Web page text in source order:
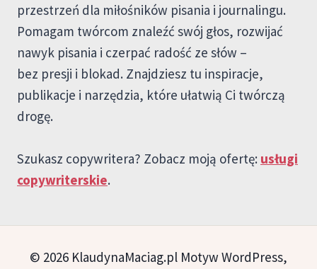
przestrzeń dla miłośników pisania i journalingu.
Pomagam twórcom znaleźć swój głos, rozwijać
nawyk pisania i czerpać radość ze słów –
bez presji i blokad. Znajdziesz tu inspiracje,
publikacje i narzędzia, które ułatwią Ci twórczą
drogę.
Szukasz copywritera? Zobacz moją ofertę: usługi
copywriterskie.
© 2026 KlaudynaMaciag.pl Motyw WordPress,